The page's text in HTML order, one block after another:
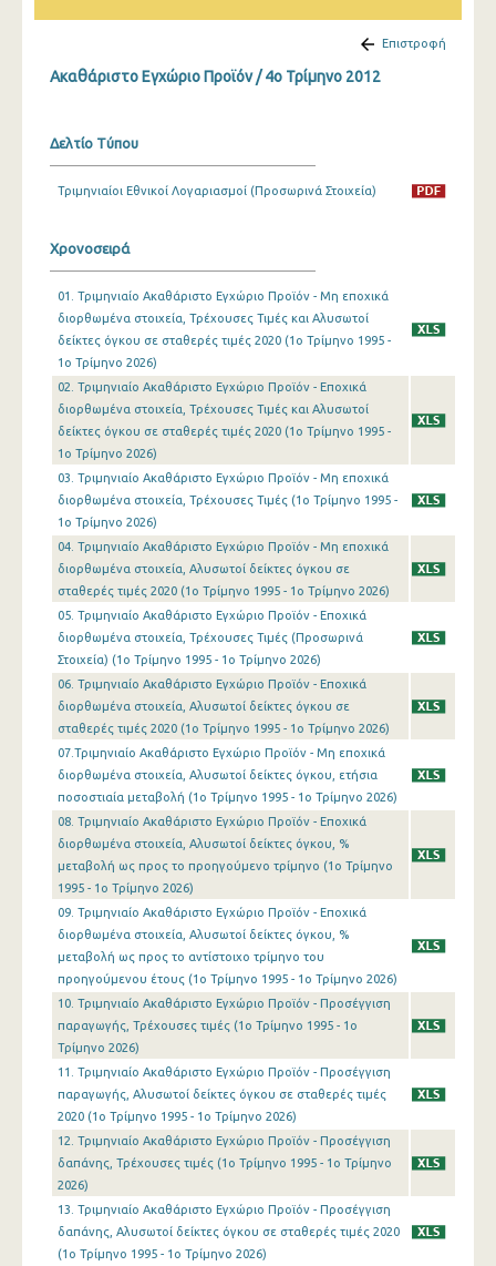
3o Τρίμηνο 2020
1o Τρίμηνο 2020
4o Τρίμηνο 2019
2o Τρίμηνο 2019
1o Τρίμηνο 2019
4o Τρίμηνο 2018
3o Τρίμηνο 2018
2o Τρίμηνο 2018
1o Τρίμηνο 2018
4o Τρίμηνο 2017
3o Τρίμηνο 2017
2o Τρίμηνο 2017
1o Τρίμηνο 2017
4o Τρίμηνο 2016
3o Τρίμηνο 2016
2o Τρίμηνο 2016
1o Τρίμηνο 2016
4o Τρίμηνο 2015
3o Τρίμηνο 2015
2o Τρίμηνο 2015
1o Τρίμηνο 2015
4o Τρίμηνο 2014
3o Τρίμηνο 2014
2o Τρίμηνο 2014
1o Τρίμηνο 2014
4o Τρίμηνο 2013
2o Τρίμηνο 2013
Επιστροφή
Ακαθάριστο Εγχώριο Προϊόν / 4o Τρίμηνο 2012
Δελτίο Τύπου
Τριμηνιαίοι Εθνικοί Λογαριασμοί (Προσωρινά Στοιχεία)
Χρονοσειρά
01. Τριμηνιαίο Ακαθάριστο Εγχώριο Προϊόν - Μη εποχικά
διορθωμένα στοιχεία, Τρέχουσες Τιμές και Αλυσωτοί
δείκτες όγκου σε σταθερές τιμές 2020 (1o Τρίμηνο 1995 -
1o Τρίμηνο 2026)
02. Τριμηνιαίο Ακαθάριστο Εγχώριο Προϊόν - Εποχικά
διορθωμένα στοιχεία, Τρέχουσες Τιμές και Αλυσωτοί
δείκτες όγκου σε σταθερές τιμές 2020 (1o Τρίμηνο 1995 -
1o Τρίμηνο 2026)
03. Τριμηνιαίο Ακαθάριστο Εγχώριο Προϊόν - Μη εποχικά
διορθωμένα στοιχεία, Τρέχουσες Τιμές (1o Τρίμηνο 1995 -
1o Τρίμηνο 2026)
04. Τριμηνιαίο Ακαθάριστο Εγχώριο Προϊόν - Μη εποχικά
διορθωμένα στοιχεία, Αλυσωτοί δείκτες όγκου σε
σταθερές τιμές 2020 (1o Τρίμηνο 1995 - 1o Τρίμηνο 2026)
05. Τριμηνιαίο Ακαθάριστο Εγχώριο Προϊόν - Εποχικά
διορθωμένα στοιχεία, Τρέχουσες Τιμές (Προσωρινά
Στοιχεία) (1o Τρίμηνο 1995 - 1o Τρίμηνο 2026)
06. Τριμηνιαίο Ακαθάριστο Εγχώριο Προϊόν - Εποχικά
διορθωμένα στοιχεία, Αλυσωτοί δείκτες όγκου σε
σταθερές τιμές 2020 (1o Τρίμηνο 1995 - 1o Τρίμηνο 2026)
07.Τριμηνιαίο Ακαθάριστο Εγχώριο Προϊόν - Μη εποχικά
διορθωμένα στοιχεία, Αλυσωτοί δείκτες όγκου, ετήσια
ποσοστιαία μεταβολή (1o Τρίμηνο 1995 - 1o Τρίμηνο 2026)
08. Τριμηνιαίο Ακαθάριστο Εγχώριο Προϊόν - Εποχικά
διορθωμένα στοιχεία, Αλυσωτοί δείκτες όγκου, %
μεταβολή ως προς το προηγούμενο τρίμηνο (1o Τρίμηνο
1995 - 1o Τρίμηνο 2026)
09. Τριμηνιαίο Ακαθάριστο Εγχώριο Προϊόν - Εποχικά
διορθωμένα στοιχεία, Αλυσωτοί δείκτες όγκου, %
μεταβολή ως προς το αντίστοιχο τρίμηνο του
προηγούμενου έτους (1o Τρίμηνο 1995 - 1o Τρίμηνο 2026)
10. Τριμηνιαίο Ακαθάριστο Εγχώριο Προϊόν - Προσέγγιση
παραγωγής, Τρέχουσες τιμές (1o Τρίμηνο 1995 - 1o
Τρίμηνο 2026)
11. Τριμηνιαίο Ακαθάριστο Εγχώριο Προϊόν - Προσέγγιση
παραγωγής, Αλυσωτοί δείκτες όγκου σε σταθερές τιμές
2020 (1o Τρίμηνο 1995 - 1o Τρίμηνο 2026)
12. Τριμηνιαίο Ακαθάριστο Εγχώριο Προϊόν - Προσέγγιση
δαπάνης, Τρέχουσες τιμές (1o Τρίμηνο 1995 - 1o Τρίμηνο
2026)
13. Τριμηνιαίο Ακαθάριστο Εγχώριο Προϊόν - Προσέγγιση
δαπάνης, Αλυσωτοί δείκτες όγκου σε σταθερές τιμές 2020
(1o Τρίμηνο 1995 - 1o Τρίμηνο 2026)